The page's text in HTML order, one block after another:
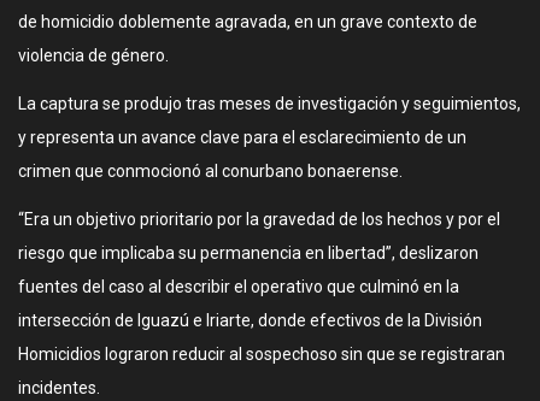
de homicidio doblemente agravada, en un grave contexto de
violencia de género.
La captura se produjo tras meses de investigación y seguimientos,
y representa un avance clave para el esclarecimiento de un
crimen que conmocionó al conurbano bonaerense.
“Era un objetivo prioritario por la gravedad de los hechos y por el
riesgo que implicaba su permanencia en libertad”, deslizaron
fuentes del caso al describir el operativo que culminó en la
intersección de Iguazú e Iriarte, donde efectivos de la División
Homicidios lograron reducir al sospechoso sin que se registraran
incidentes.